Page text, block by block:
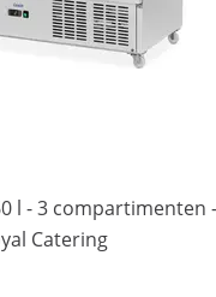
l - 3 compartimenten
Catering